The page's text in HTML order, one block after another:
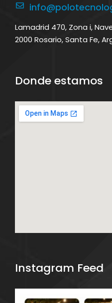
Lamadrid 470, Zona i,
2000 Rosario, Santa Fe,
Donde estamos
Instagram Feed